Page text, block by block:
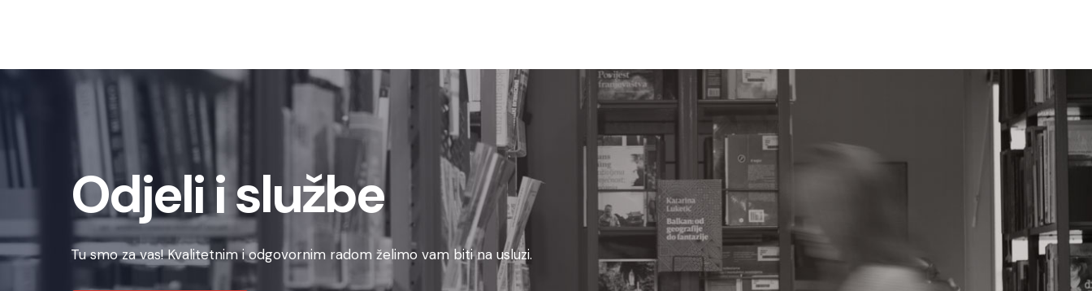
Odjeli i službe
Tu smo za vas! Kvalitetnim i odgovornim radom želimo vam biti na usluzi.